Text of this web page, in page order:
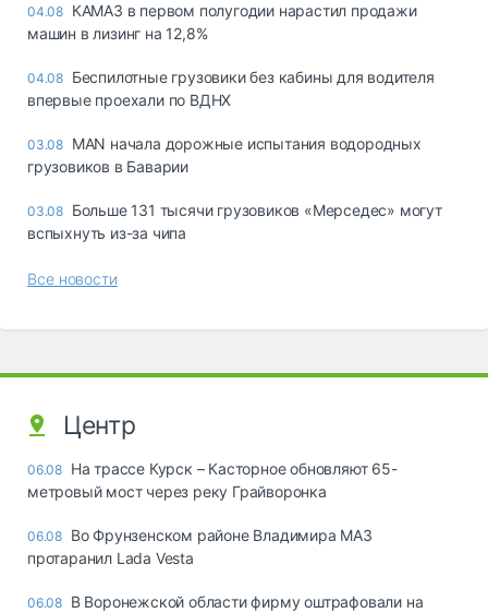
04.08 КАМАЗ в первом полугодии нарастил продажи
машин в лизинг на 12,8%
04.08 Беспилотные грузовики без кабины для водителя
впервые проехали по ВДНХ
03.08 MAN начала дорожные испытания водородных
грузовиков в Баварии
03.08 Больше 131 тысячи грузовиков «Мерседес» могут
вспыхнуть из-за чипа
Все новости
Центр
06.08 На трассе Курск – Касторное обновляют 65-
метровый мост через реку Грайворонка
06.08 Во Фрунзенском районе Владимира МАЗ
протаранил Lada Vesta
06.08 В Воронежской области фирму оштрафовали на